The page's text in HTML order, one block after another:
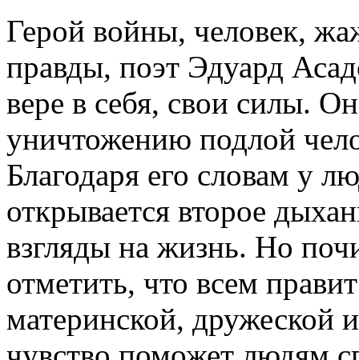
Герой войны, человек,
правды, поэт Эдуард
вере в себя, свои силы.
уничтожению подлой
Благодаря его словам у
открывается второе
взгляды на жизнь. Но
отметить, что всем
материнской, дружеской